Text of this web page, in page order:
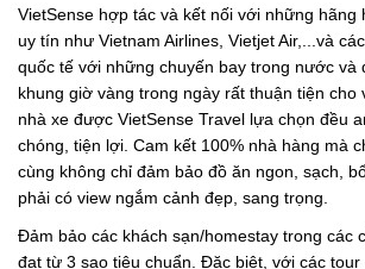
VietSense hợp tác và kết nối với những hãng
uy tín như Vietnam Airlines, Vietjet Air,...và
quốc tế với những chuyến bay trong nước và
khung giờ vàng trong ngày rất thuận tiện cho
nhà xe được VietSense Travel lựa chọn đều
chóng, tiện lợi. Cam kết 100% nhà hàng mà
cùng không chỉ đảm bảo đồ ăn ngon, sạch,
phải có view ngắm cảnh đẹp, sang trọng.
Đảm bảo các khách sạn/homestay trong các
đạt từ 3 sao tiêu chuẩn. Đặc biệt, với các tour